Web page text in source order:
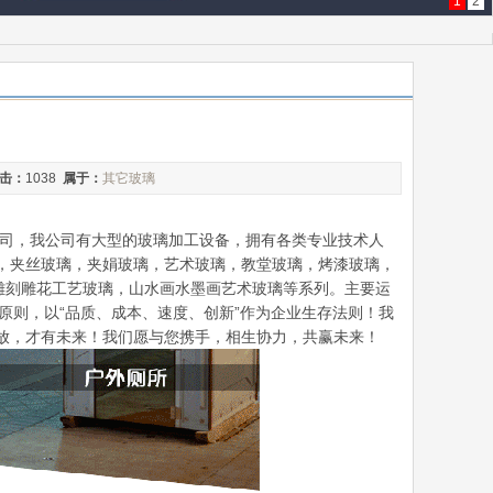
： 1038 属于： 其它玻璃
我公司有大型的玻璃加工设备，拥有各类专业技术人
丝玻璃，夹娟玻璃，艺术玻璃，教堂玻璃，烤漆玻璃，
雕花工艺玻璃，山水画水墨画艺术玻璃等系列。主要运
，以“品质、成本、速度、创新”作为企业生存法则！我
才有未来！我们愿与您携手，相生协力，共赢未来！